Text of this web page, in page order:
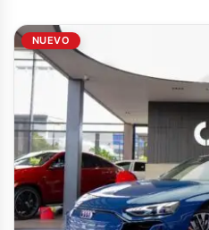
NUEVO